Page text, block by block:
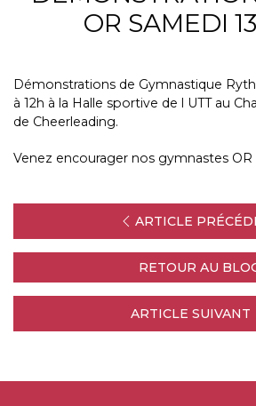
OR SAMEDI
Démonstrations de Gymnastique
à 12h à la Halle sportive de l UTT au
de Cheerleading.
Venez encourager nos gymnastes OR
ARTICLE
RETOUR AU
ARTICLE SUIVANT